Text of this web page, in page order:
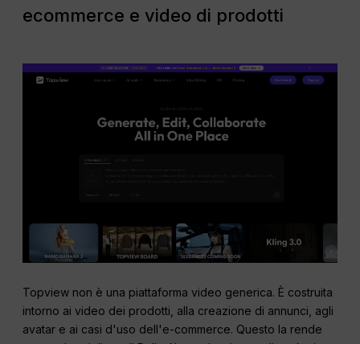
ecommerce e video di prodotti
Topview non è una piattaforma video generica. È costruita
intorno ai video dei prodotti, alla creazione di annunci, agli
avatar e ai casi d'uso dell'e-commerce. Questo la rende